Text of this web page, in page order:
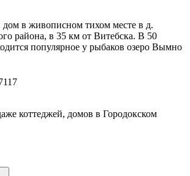
в живописном тихом месте в д.
района, в 35 км от Витебска. В 50
популярное у рыбаков озеро Вымно
коттеджей, домов в Городокском